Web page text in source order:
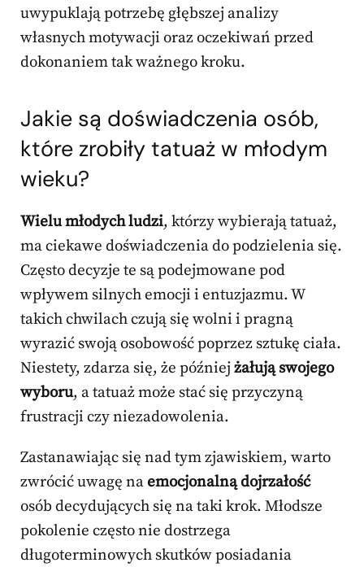
uwypuklają potrzebę głębszej analizy
własnych motywacji oraz oczekiwań przed
dokonaniem tak ważnego kroku.
Jakie są doświadczenia osób,
które zrobiły tatuaż w młodym
wieku?
Wielu młodych ludzi, którzy wybierają tatuaż,
ma ciekawe doświadczenia do podzielenia się.
Często decyzje te są podejmowane pod
wpływem silnych emocji i entuzjazmu. W
takich chwilach czują się wolni i pragną
wyrazić swoją osobowość poprzez sztukę ciała.
Niestety, zdarza się, że późniejżałują swojego
wyboru, a tatuaż może stać się przyczyną
frustracji czy niezadowolenia.
Zastanawiając się nad tym zjawiskiem, warto
zwrócić uwagę naemocjonalną dojrzałość
osób decydujących się na taki krok. Młodsze
pokolenie często nie dostrzega
długoterminowych skutków posiadania